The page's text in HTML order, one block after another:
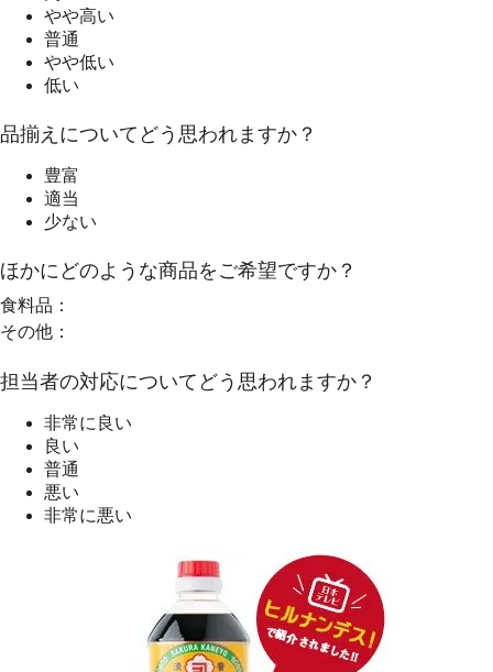
やや高い
普通
やや低い
低い
品揃えについてどう思われますか？
豊富
適当
少ない
ほかにどのような商品をご希望ですか？
食料品：
その他：
担当者の対応についてどう思われますか？
非常に良い
良い
普通
悪い
非常に悪い